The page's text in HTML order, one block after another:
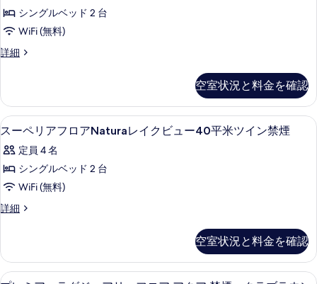
べ
て
の
を
表
示
す
る
レ
イ
ビ
ー
(30
平
米)
の
す
べ
写
真
-
レ
イ
ク
ビ
(30
平
米)
の
詳
ク
ビ
ュ
平
米
ダ
ブ
ル
禁
煙
べ
レ
ク
ビ
ュ
平
ダ
ブ
ル
禁
煙
の
詳
細
ッ
ク
ス
フ
ア
Lumina
レ
イ
ク
ビ
ュ
平
米
シングルベッド 2 台
WiFi (無料)
詳細
デ
ス
フ
ロ
Lumina
レ
ク
ビ
ュ
平
ツ
空室状況と料金を確認
ス
ー
ペ
リ
ア
フ
ア
Natura
セーフティボックス (室内)、デスク
1
スーペリアフロアNaturaレイクビュー40平米ツイン禁煙
定員 4 名
シングルベッド 2 台
WiFi (無料)
詳細
ス
ア
フ
空室状況と料金を確認
プ セーフティボックス (室内)、デスク